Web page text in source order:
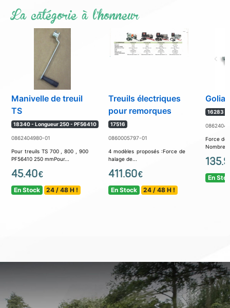
La catégorie à l'honneur
Manivelle de treuil
TS
18340 - Longueur 250 - PF56410
0862404980-01
Pour treuils TS 700 , 800 , 900
PF56410 250 mmPour...
45.40€
En Stock 24 / 48 H !
Treuils électriques
pour remorques
17516
0860005797-01
4 modèles proposés :Force de
halage de...
411.60€
En Stock 24 / 48 H !
16283 -
Force de
Nombre
En